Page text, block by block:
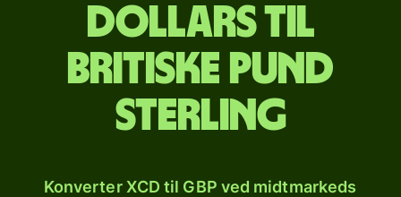
dollars til
britiske pund
sterling
Konverter XCD til GBP ved midtmarkeds